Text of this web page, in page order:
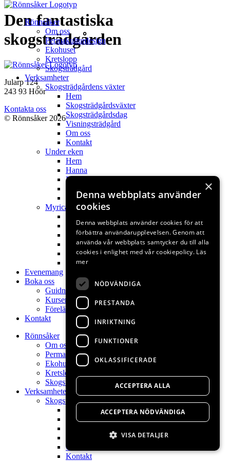
Hoppa
till
innehåll
Rönnsåker
Om oss
Permakulturdesign
Ekohuset
Kretslopp
Skogsträdgård
Verksamheter
Skogsträdgårdens växter
Hem
Skogsträdgårdsväxter
Skogsträdgårdsdag
Visningsträdgård
Om oss
Kontakt
Under eken
Hem
Hanna
Filmer
Kontakt
Myricas
My
Poesi
Naturkontakt
Permakultur
Kontakt
Evenemang
Boka oss
Guidningar
Kurser
Föreläsningar
Kontakt
Rönnsåker
Om oss
Permakulturdesign
Ekohuset
Kretslopp
Skogsträdgård
Verksamheter
Skogsträdgårdens växter
Skogsträdgårdsväxter
Visningsträdgård
Om oss
Kontakt
Den fantastiska
skogsträdgården
Jularp 124
243 93 Höör
Kontakta oss
© Rönnsåker 2026
×
Denna webbplats använder
cookies
Denna webbplats använder cookies för att
förbättra användarupplevelsen. Genom att
använda vår webbplats samtycker du till alla
cookies i enlighet med vår cookiepolicy. Läs
mer
NÖDVÄNDIGA
PRESTANDA
INRIKTNING
FUNKTIONER
OKLASSIFICERADE
ACCEPTERA ALLA
ACCEPTERA NÖDVÄNDIGA
VISA DETALJER